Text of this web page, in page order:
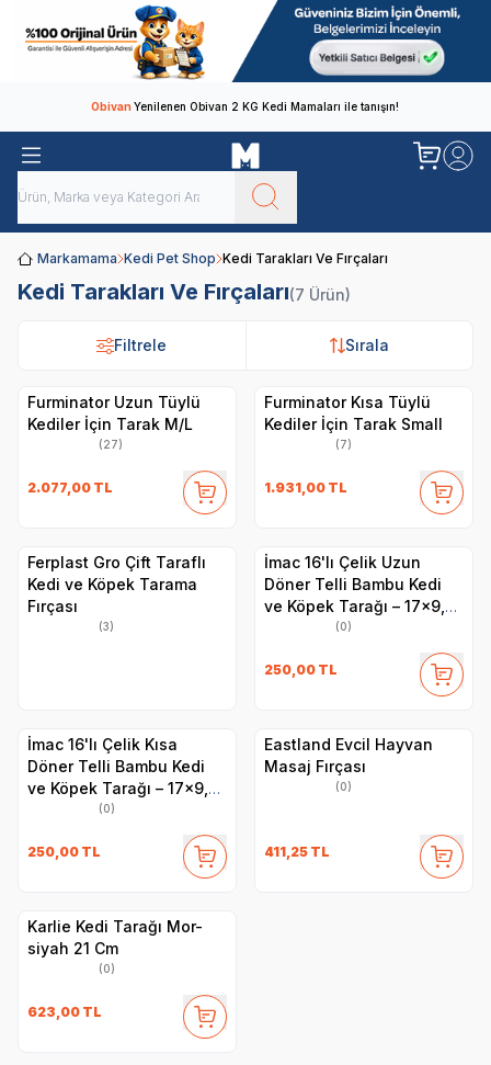
ObivanYenilenen Obivan 2 KG Kedi Mamaları ile tanışın!
Markamama Kedi Pet Shop Kedi Tarakları Ve Fırçaları
Kedi Tarakları Ve Fırçaları(7 Ürün)
Filtrele Sırala
Filtrele Sırala
Furminator Uzun Tüylü
Kediler İçin Tarak M/L
(27)
2.077,00 TL
Furminator Kısa Tüylü
Kediler İçin Tarak Small
(7)
1.931,00 TL
Ferplast Gro Çift Taraflı
Kedi ve Köpek Tarama
Fırçası
(3)
İmac 16'lı Çelik Uzun
Döner Telli Bambu Kedi
ve Köpek Tarağı – 17x9,7
(0)
250,00 TL
İmac 16'lı Çelik Kısa
Döner Telli Bambu Kedi
ve Köpek Tarağı – 17x9,7
(0)
250,00 TL
Eastland Evcil Hayvan
Masaj Fırçası
(0)
411,25 TL
Karlie Kedi Tarağı Mor-
siyah 21 Cm
(0)
623,00 TL